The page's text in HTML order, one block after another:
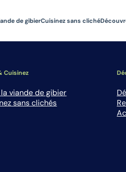
de gibierCuisinez sans cliché
Cuisinez
la viande de gibier
sans clichés